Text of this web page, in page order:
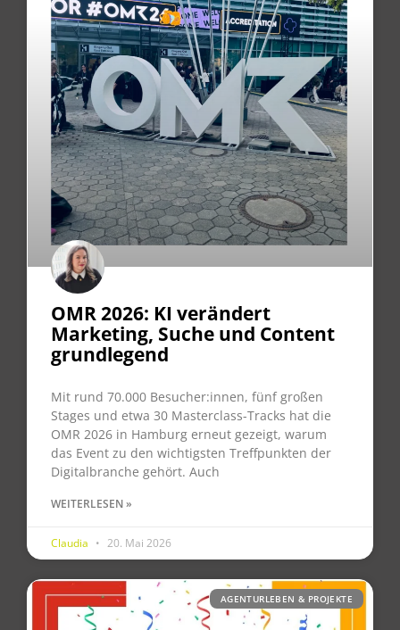
OMR 2026: KI verändert
Marketing, Suche und Content
grundlegend
Mit rund 70.000 Besucher:innen, fünf großen
Stages und etwa 30 Masterclass-Tracks hat die
OMR 2026 in Hamburg erneut gezeigt, warum
das Event zu den wichtigsten Treffpunkten der
Digitalbranche gehört. Auch
WEITERLESEN »
Claudia 20. Mai 2026
AGENTURLEBEN & PROJEKTE